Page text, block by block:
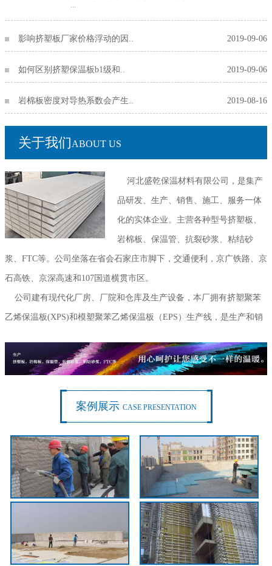
...
影响挤塑板厂家价格浮动的因.. 2019-09-06
如何区别挤塑保温板b1级和.. 2019-09-06
岩棉板密度对导热系数会产生.. 2019-08-16
关于我们ABOUT US
河北盛乾保温材料有限公司，是集产
品研发、生产、销售、施工、服务一体
化的实体企业。主营各种型号挤塑板、
岩棉板、保温管、抗裂砂浆、粘结砂
浆、FTC等。公司坐落在省会石家庄市脚下，交通便利，京广铁路、京
石高铁、京深高速和107国道横贯市区。
公司建有现代化厂房、厂院和仓库及生产设备，本厂拥有挤塑聚苯
乙烯保温板(XPS)和模塑聚苯乙烯保温板（EPS）生产线，是生产和销
保温阻燃挤塑板、聚苯板。
...
案例展示 CASE PRESENTATION